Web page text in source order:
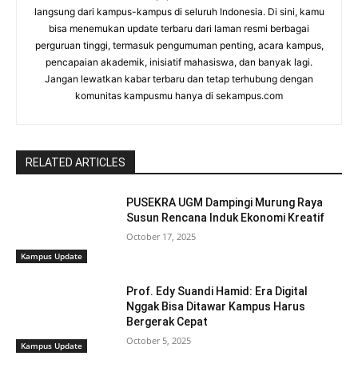
langsung dari kampus-kampus di seluruh Indonesia. Di sini, kamu
bisa menemukan update terbaru dari laman resmi berbagai
perguruan tinggi, termasuk pengumuman penting, acara kampus,
pencapaian akademik, inisiatif mahasiswa, dan banyak lagi.
Jangan lewatkan kabar terbaru dan tetap terhubung dengan
komunitas kampusmu hanya di sekampus.com
RELATED ARTICLES
Kampus Update
PUSEKRA UGM Dampingi Murung Raya
Susun Rencana Induk Ekonomi Kreatif
October 17, 2025
Kampus Update
Prof. Edy Suandi Hamid: Era Digital
Nggak Bisa Ditawar Kampus Harus
Bergerak Cepat
October 5, 2025